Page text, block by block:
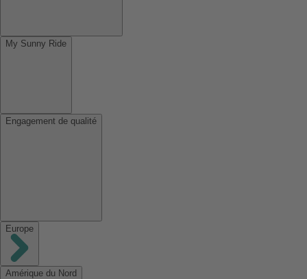
My Sunny Ride
Engagement de qualité
Europe
Amérique du Nord